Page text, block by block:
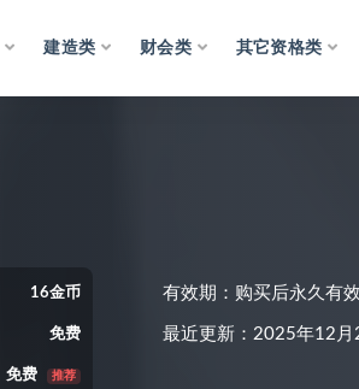
建造类 财会类 其它资格类
16金币
免费
免费 推荐
有效期：购买后永久有效
最近更新：2025年12月